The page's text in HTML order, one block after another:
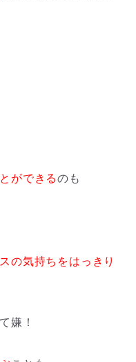
ができるのも
の気持ちをはっきり
嫌！